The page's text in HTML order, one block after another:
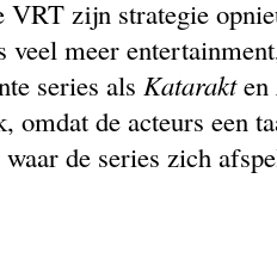
VRT zijn strategie
meer
series als Katarakten
de acteurs een
de series zich